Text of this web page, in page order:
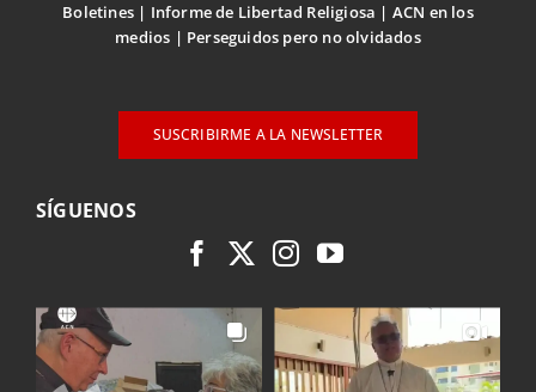
Boletines Informe de Libertad Religiosa
ACN en los
medios
Perseguidos pero no olvidados
SUSCRIBIRME A LA NEWSLETTER
SÍGUENOS